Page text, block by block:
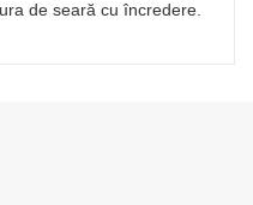
de seară cu încredere.